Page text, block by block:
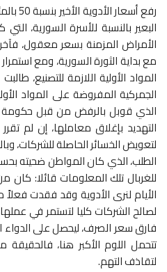
رفع
البعير بالنسبة للأسرة السورية،
الأمراض المزمنة بسعر معقول،
مع بداية الثورة السورية، ومع
المواد الأولية اللازمة للتصنيع،
الجمركية المفروضة على المواد
الذي قوبل بالرفض من قبل
التهديد بإغلاق معاملها، إن لم
لتعويض الخسائر الحاصلة للشركات،
الطلب، الذي كان المواطن ضحيته
للغربال تلك المعلومات قائلا:
الأيام لنرى الأدوية وقد فقدت
لصالح الشركات كليا لتستمر في
فارق سعر الصرف، ليحصل على الدواء
تتحمل اللوم الأكبر هنا،
لتقاذف التهم.